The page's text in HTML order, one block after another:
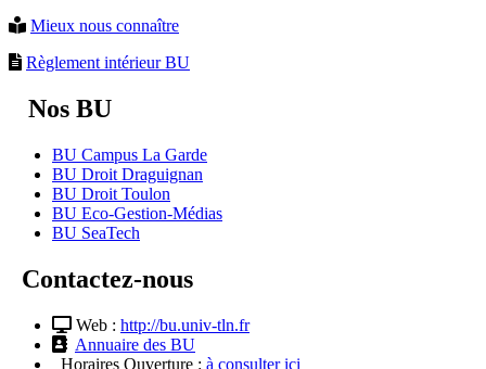
Mieux nous connaître
Règlement intérieur BU
Nos BU
BU Campus La Garde
BU Droit Draguignan
BU Droit Toulon
BU Eco-Gestion-Médias
BU SeaTech
Contactez-nous
Web : http://bu.univ-tln.fr
Annuaire des BU
Horaires Ouverture : à consulter ici